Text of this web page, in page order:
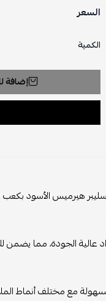
السعر
الكمية
إضافة
هيرميس الأسود بكعب
عالية الجودة، مما يضمن
مع مختلف أنماط